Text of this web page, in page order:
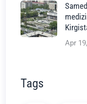
Apr
Tags